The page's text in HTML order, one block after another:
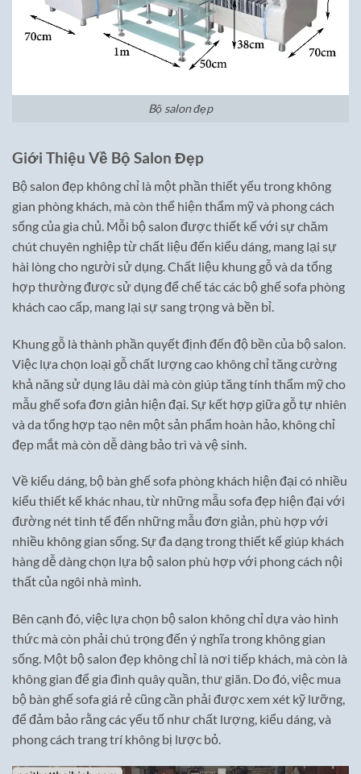
Bộ salon đẹp
Giới Thiệu Về Bộ Salon Đẹp
Bộ salon đẹp không chỉ là một phần thiết yếu trong không
gian phòng khách, mà còn thể hiện thẩm mỹ và phong cách
sống của gia chủ. Mỗi bộ salon được thiết kế với sự chăm
chút chuyên nghiệp từ chất liệu đến kiểu dáng, mang lại sự
hài lòng cho người sử dụng. Chất liệu khung gỗ và da tổng
hợp thường được sử dụng để chế tác các bộ ghế sofa phòng
khách cao cấp, mang lại sự sang trọng và bền bỉ.
Khung gỗ là thành phần quyết định đến độ bền của bộ salon.
Việc lựa chọn loại gỗ chất lượng cao không chỉ tăng cường
khả năng sử dụng lâu dài mà còn giúp tăng tính thẩm mỹ cho
mẫu ghế sofa đơn giản hiện đại. Sự kết hợp giữa gỗ tự nhiên
và da tổng hợp tạo nên một sản phẩm hoàn hảo, không chỉ
đẹp mắt mà còn dễ dàng bảo trì và vệ sinh.
Về kiểu dáng, bộ bàn ghế sofa phòng khách hiện đại có nhiều
kiểu thiết kế khác nhau, từ những mẫu sofa đẹp hiện đại với
đường nét tinh tế đến những mẫu đơn giản, phù hợp với
nhiều không gian sống. Sự đa dạng trong thiết kế giúp khách
hàng dễ dàng chọn lựa bộ salon phù hợp với phong cách nội
thất của ngôi nhà mình.
Bên cạnh đó, việc lựa chọn bộ salon không chỉ dựa vào hình
thức mà còn phải chú trọng đến ý nghĩa trong không gian
sống. Một bộ salon đẹp không chỉ là nơi tiếp khách, mà còn là
không gian để gia đình quây quần, thư giãn. Do đó, việc mua
bộ bàn ghế sofa giá rẻ cũng cần phải được xem xét kỹ lưỡng,
để đảm bảo rằng các yếu tố như chất lượng, kiểu dáng, và
phong cách trang trí không bị lược bỏ.